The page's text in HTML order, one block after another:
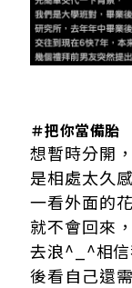
＃把你當備胎
想暫時分開
是相處太久
一看外面的
就不會回來
去浪^_^相信
後看自己還